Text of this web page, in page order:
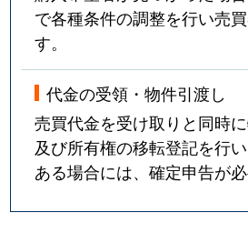
で各種条件の調整を行い売
す。
代金の受領・物件引渡し
売買代金を受け取りと同時
及び所有権の移転登記を行
ある場合には、確定申告が必